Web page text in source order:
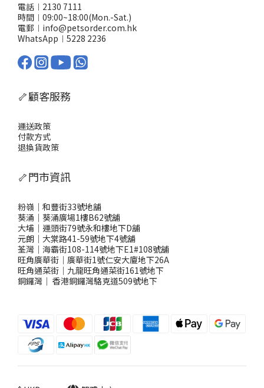
電話︱2130 7111
時間︱09:00~18:00(Mon.-Sat.)
電郵︱info@petsorder.com.hk
WhatsApp︱ 5228 2236
🦴顧客服務
運送政策
付款方式
退換貨政策
🦴門市資訊
粉嶺｜和豐街33號地舖
葵涌｜葵涌廣場1樓B62號舖
大埔｜運頭街79號永和樓地下D舖
元朗｜大棠路41-59號地下4號舖
荃灣｜海霸街108-114號地下E1#108號舖
旺角廣華街｜廣華街1號仁安大廈地下26A
旺角通菜街｜九龍旺角通菜街161號地下
銅鑼灣 ｜ 香港銅鑼灣駱克道509號地下